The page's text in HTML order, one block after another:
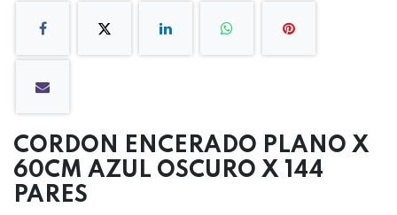
CORDON ENCERADO PLANO X
60CM AZUL OSCURO X 144
PARES